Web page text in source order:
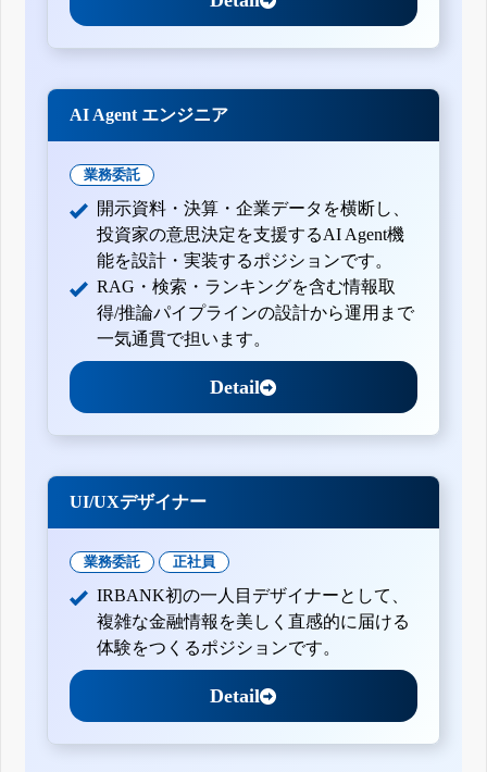
AI Agent エンジニア
業務委託
開示資料・決算・企業データを横断し、
投資家の意思決定を支援するAI Agent機
能を設計・実装するポジションです。
RAG・検索・ランキングを含む情報取
得/推論パイプラインの設計から運用まで
一気通貫で担います。
Detail
UI/UXデザイナー
業務委託 正社員
IRBANK初の一人目デザイナーとして、
複雑な金融情報を美しく直感的に届ける
体験をつくるポジションです。
Detail